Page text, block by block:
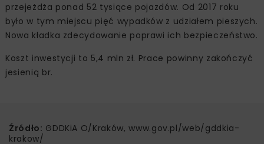
przejeżdża ponad 52 tysiące pojazdów. Od 2017 roku
było w tym miejscu pięć wypadków z udziałem pieszych.
Nowa kładka zdecydowanie poprawi ich bezpieczeństwo.
Koszt inwestycji to 5,4 mln zł. Prace powinny zakończyć
jesienią br.
Źródło: GDDKiA O/Kraków, www.gov.pl/web/gddkia-
krakow/